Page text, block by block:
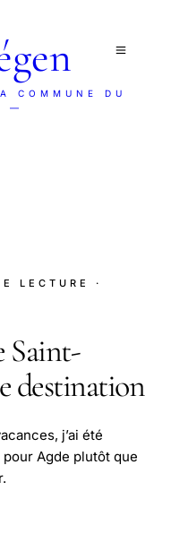
DU
—
LECTURE
·
Saint-
destination
j’ai été
Agde plutôt que